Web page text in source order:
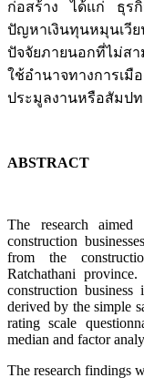
ก่อสร้าง ได้แก่ ธุรกิ
ปัญหาเงินทุนหมุนเ
ปัจจัยภายนอกที่ไม่ส
ใช้อำนาจทางการเ
ประมูลงานหรือสัมป
ABSTRACT
The research
construction
from the
Ratchathani
construction
derived by the simple
rating scale
median and factor
The research findings